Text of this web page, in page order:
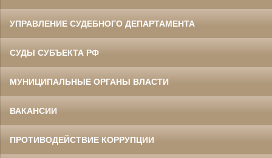
УПРАВЛЕНИЕ СУДЕБНОГО ДЕПАРТАМЕНТА
СУДЫ СУБЪЕКТА РФ
МУНИЦИПАЛЬНЫЕ ОРГАНЫ ВЛАСТИ
ВАКАНСИИ
ПРОТИВОДЕЙСТВИЕ КОРРУПЦИИ